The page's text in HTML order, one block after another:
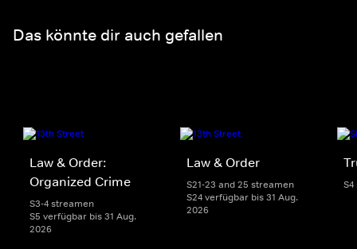
Das könnte dir auch gefallen
Law & Order:
Organized Crime
S3-4 streamen
S5 verfügbar bis 31 Aug.
2026
Law & Order
S21-23 and 25 streamen
S24 verfügbar bis 31 Aug.
2026